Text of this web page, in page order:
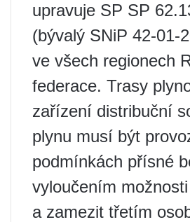
upravuje SP SP
(bývalý SNiP 42-01-
ve všech regionech
federace. Trasy
zařízení distribuční
plynu musí být
podmínkách přísné
vyloučením
a zamezit třetím